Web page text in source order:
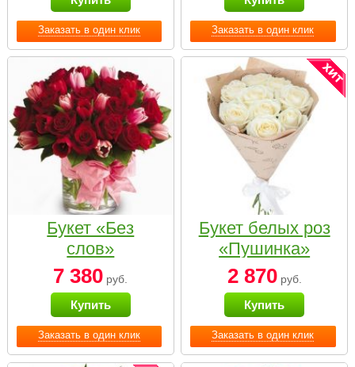
Заказать в один клик Заказать в один клик
Заказать в один клик
Букет «Без
слов»
7 380 руб.
Купить
Заказать в один клик
Букет белых роз
«Пушинка»
2 870руб.
Купить